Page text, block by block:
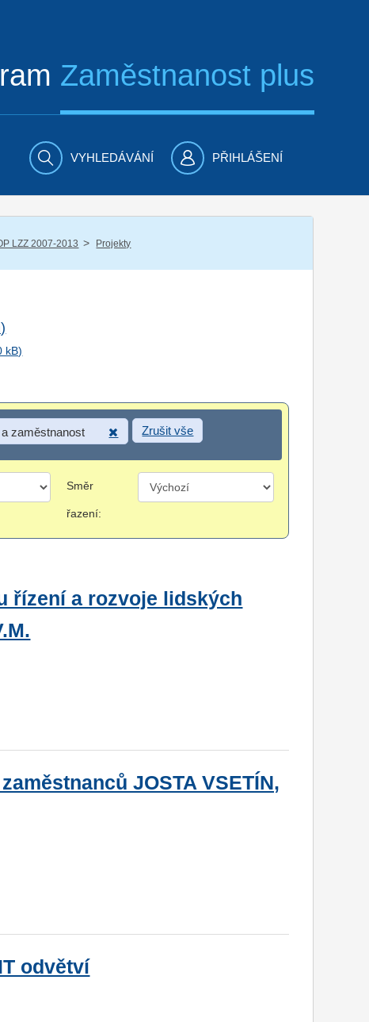
Zaměstnanost plus
VYHLEDÁVÁNÍ PŘIHLÁŠENÍ
LZZ 2007-2013 / Projekty
zaměstnanost Zrušit vše
Směr
řazení:
řízení a rozvoje lidských
JOSTA VSETÍN,
odvětví